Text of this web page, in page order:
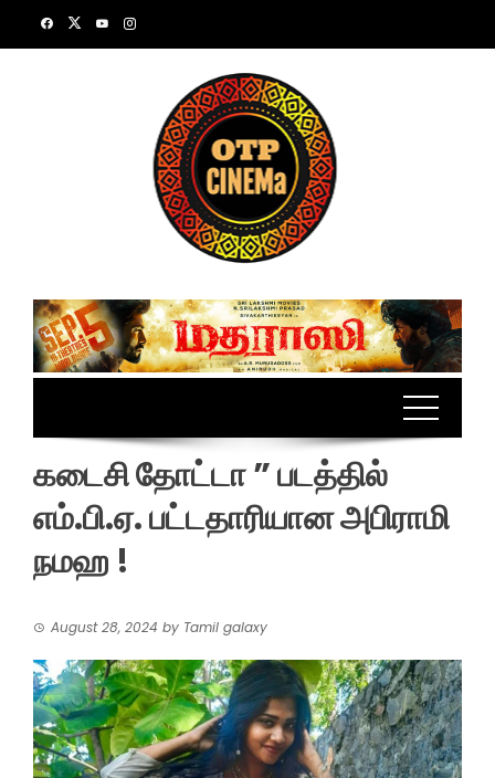
கடைசி தோட்டா ” படத்தில்
எம்.பி.ஏ. பட்டதாரியான அபிராமி
நமஹ !
August 28, 2024 by Tamil galaxy